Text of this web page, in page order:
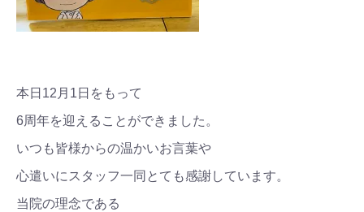
本日12月1日をもって
6周年を迎えることができました。
いつも皆様からの温かいお言葉や
心遣いにスタッフ一同とても感謝しています。
当院の理念である